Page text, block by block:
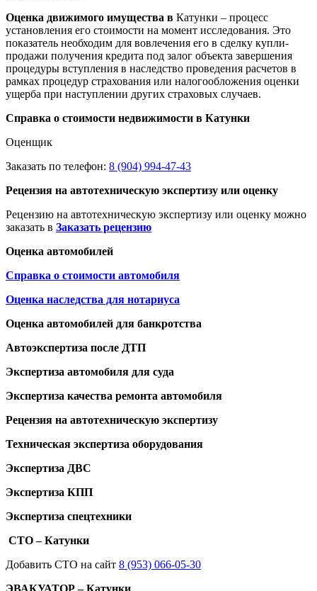
Оценка движимого имущества в Катунки – процесс
установления его стоимости на момент исследования. Это
показатель необходим для вовлечения его в сделку купли-
продажи получения кредита под залог объекта завершения
процедуры вступления в наследство проведения расчетов в
рамках процедур страхования или налогообложения оценки
ущерба при наступлении других страховых случаев.
Справка о стоимости недвижимости в Катунки
Оценщик
Заказать по телефон: 8 (904) 994-47-43
Рецензия на автотехническую экспертизу или оценку
Рецензию на автотехническую экспертизу или оценку можно
заказать в Заказать рецензию
Оценка автомобилей
Справка о стоимости автомобиля
Оценка наследства для нотариуса
Оценка автомобилей для банкротства
Автоэкспертиза после ДТП
Экспертиза автомобиля для суда
Экспертиза качества ремонта автомобиля
Рецензия на автотехническую экспертизу
Техническая экспертиза оборудования
Экспертиза ДВС
Экспертиза КПП
Экспертиза спецтехники
СТО – Катунки
Добавить СТО на сайт 8 (953) 066-05-30
ЭВАКУАТОР – Катунки